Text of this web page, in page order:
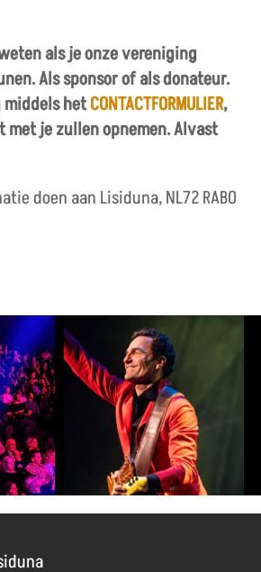
als je onze vereniging
Als sponsor of als donateur.
middels hetCONTACTFORMULIER,
je zullen opnemen. Alvast
doen aan Lisiduna, NL72 RABO